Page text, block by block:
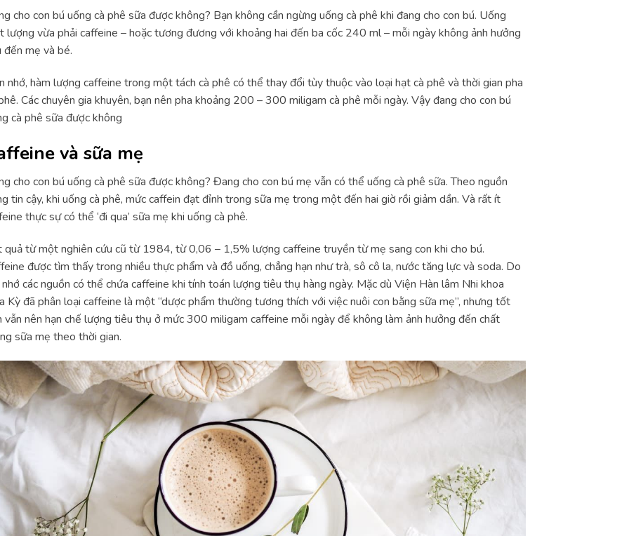
cho con bú uống cà phê sữa được không? Bạn không cần ngừng uống cà phê khi đang cho con bú. Uống
lượng vừa phải caffeine – hoặc tương đương với khoảng hai đến ba cốc 240 ml – mỗi ngày không ảnh hưởng
đến mẹ và bé.
nhớ, hàm lượng caffeine trong một tách cà phê có thể thay đổi tùy thuộc vào loại hạt cà phê và thời gian pha
Các chuyên gia khuyên, bạn nên pha khoảng 200 – 300 miligam cà phê mỗi ngày. Vậy đang cho con bú
cà phê sữa được không
và sữa mẹ
cho con bú uống cà phê sữa được không? Đang cho con bú mẹ vẫn có thể uống cà phê sữa. Theo nguồn
tin cậy, khi uống cà phê, mức caffein đạt đỉnh trong sữa mẹ trong một đến hai giờ rồi giảm dần. Và rất ít
thực sự có thể ‘đi qua’ sữa mẹ khi uống cà phê.
quả từ một nghiên cứu cũ từ 1984, từ 0,06 – 1,5% lượng caffeine truyền từ mẹ sang con khi cho bú.
được tìm thấy trong nhiều thực phẩm và đồ uống, chẳng hạn như trà, sô cô la, nước tăng lực và soda. Do
các nguồn có thể chứa caffeine khi tính toán lượng tiêu thụ hàng ngày. Mặc dù Viện Hàn lâm Nhi khoa
Kỳ đã phân loại caffeine là một “dược phẩm thường tương thích với việc nuôi con bằng sữa mẹ”, nhưng tốt
vẫn nên hạn chế lượng tiêu thụ ở mức 300 miligam caffeine mỗi ngày để không làm ảnh hưởng đến chất
sữa mẹ theo thời gian.